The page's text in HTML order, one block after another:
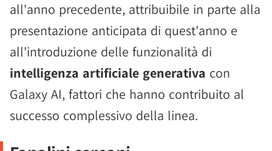
all'anno precedente, attribuibile in parte alla
presentazione anticipata di quest'anno e
all'introduzione delle funzionalità di
intelligenza artificiale generativa con
Galaxy AI, fattori che hanno contribuito al
successo complessivo della linea.